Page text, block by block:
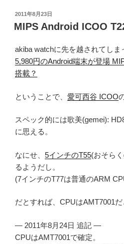
投
稿
日:
2011年8月23日
MIPS Android ICOO
akiba watchに先を越されてしま
5,980円のAndroid端末が登場
搭載？
ということで、 愛可西谷 ICOO
スペック的には歌美(gemei):
に思える。
なにせ、 5インチのT55(おそら
るようだし。
(7インチのT77は普通のARM
だとすれば、CPUはAMT7001だ
— 2011年8月24日 追記 —
CPUはAMT7001で確定。